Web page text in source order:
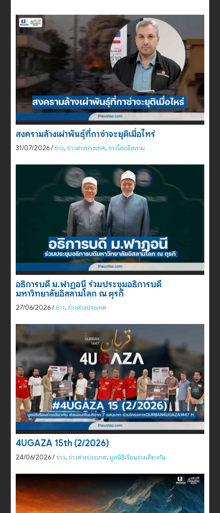
สงครามล้างเผ่าพันธุ์ที่กาซ่าจะยุติเมื่อไหร่
31/07/2026/ ข่าว, ข่าวต่างประเทศ, ข่าวโลกอิสลาม
อธิการบดี ม.ฟาฏอนี ร่วมประชุมอธิการบดี
มหาวิทยาลัยอิสลามโลก ณ ตุรกี
27/06/2026/ ข่าว, ข่าวต่างประเทศ
4UGAZA 15th (2/2026)
24/06/2026/ ข่าว, ข่าวต่างประเทศ,มูลนิธิเรือนร่างเดียวกัน